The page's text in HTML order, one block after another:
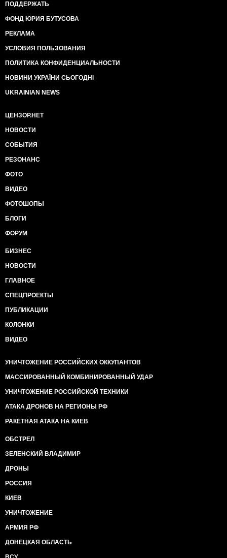
ПОДДЕРЖАТЬ
ФОНД ЮРИЯ БУТУСОВА
РЕКЛАМА
УСЛОВИЯ ПОЛЬЗОВАНИЯ
ПОЛИТИКА КОНФИДЕНЦИАЛЬНОСТИ
НОВИНИ УКРАЇНИ СЬОГОДНІ
UKRAINIAN NEWS
ЦЕНЗОР.НЕТ
НОВОСТИ
СОБЫТИЯ
РЕЗОНАНС
ФОТО
ВИДЕО
ФОТОШОПЫ
БЛОГИ
ФОРУМ
БИЗНЕС
НОВОСТИ
ГЛАВНОЕ
СПЕЦПРОЕКТЫ
ПУБЛИКАЦИИ
КОЛОНКИ
ВИДЕО
УНИЧТОЖЕНИЕ РОССИЙСКИХ ОККУПАНТОВ
МАССИРОВАННЫЙ КОМБИНИРОВАННЫЙ УДАР
УНИЧТОЖЕНИЕ РОССИЙСКОЙ ТЕХНИКИ
АТАКА ДРОНОВ НА РЕГИОНЫ РФ
РАКЕТНАЯ АТАКА НА КИЕВ
ОБСТРЕЛ
ЗЕЛЕНСКИЙ ВЛАДИМИР
ДРОНЫ
РОССИЯ
КИЕВ
УНИЧТОЖЕНИЕ
АРМИЯ РФ
ДОНЕЦКАЯ ОБЛАСТЬ